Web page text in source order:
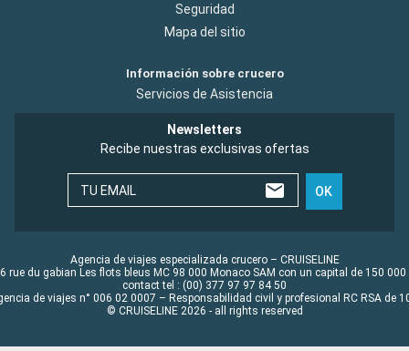
Seguridad
Mapa del sitio
Información sobre crucero
Servicios de Asistencia
Newsletters
Recibe nuestras exclusivas ofertas
TU EMAIL OK
Agencia de viajes especializada crucero – CRUISELINE
rue du gabian Les flots bleus MC 98 000 Monaco SAM con un capital de 150 000
contact tel : (00) 377 97 97 84 50
de viajes n° 006 02 0007 – Responsabilidad civil y profesional RC RSA de
© CRUISELINE 2026 - all rights reserved